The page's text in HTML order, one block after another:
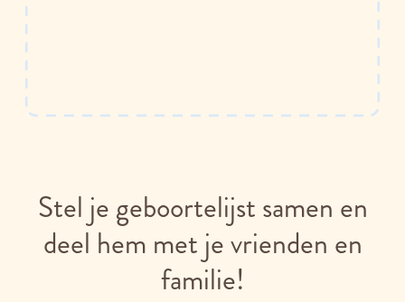
Stel je geboortelijst samen en
deel hem met je vrienden en
familie!